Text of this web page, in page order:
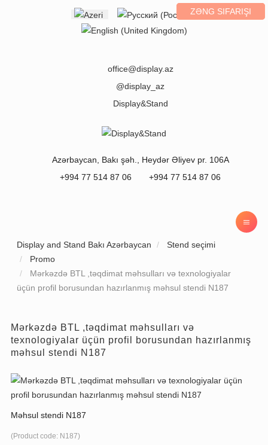
Select your language ZƏNG SIFARIŞI
office@display.az
@display_az
Display&Stand
Azərbaycan Bakı şəh., Heydər Əliyev pr. 106A
+994 77 514 87 06
+994 77 514 87 06
Display and Stand Bakı Azərbaycan
Stend seçimi
Promo
Mərkəzdə BTL ,təqdimat məhsulları və texnologiyalar
üçün profil borusundan hazırlanmış məhsul stendi N187
Mərkəzdə BTL ,təqdimat məhsulları və
texnologiyalar üçün profil borusundan hazırlanmış
məhsul stendi N187
Məhsul stendi N187
(Product code: N187)